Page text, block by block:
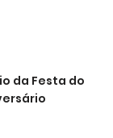
da Festa do